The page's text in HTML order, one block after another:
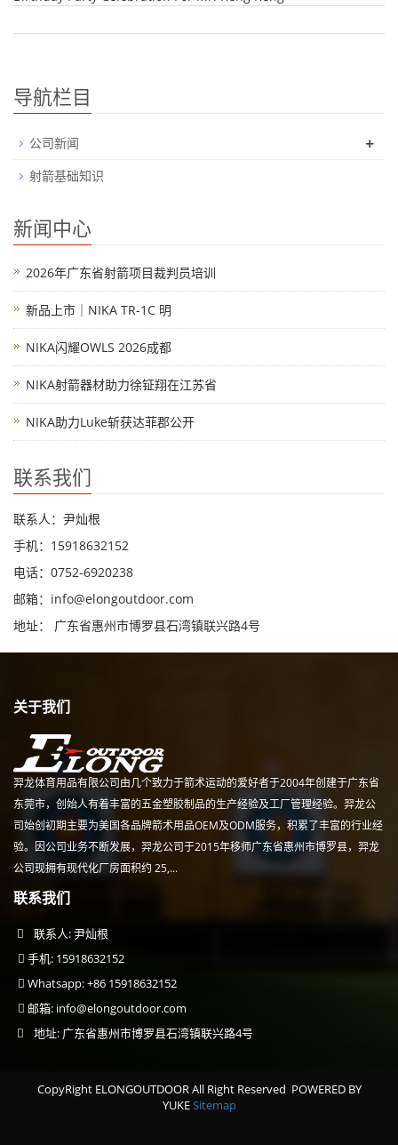
导航栏目
公司新闻 +
射箭基础知识
新闻中心
2026年广东省射箭项目裁判员培训
新品上市｜NIKA TR-1C 明
NIKA闪耀OWLS 2026成都
NIKA射箭器材助力徐钲翔在江苏省
NIKA助力Luke斩获达菲郡公开
联系我们
联系人：尹灿根
手机：15918632152
电话：0752-6920238
邮箱： info@elongoutdoor.com
地址： 广东省惠州市博罗县石湾镇联兴路4号
关于我们
羿龙体育用品有限公司由几个致力于箭术运动的爱好者于2004年创建于广东省
东莞市，创始人有着丰富的五金塑胶制品的生产经验及工厂管理经验。羿龙公
司始创初期主要为美国各品牌箭术用品OEM及ODM服务，积累了丰富的行业经
验。因公司业务不断发展，羿龙公司于2015年移师广东省惠州市博罗县，羿龙
公司现拥有现代化厂房面积约 25,...
联系我们
联系人: 尹灿根
手机: 15918632152
Whatsapp: +86 15918632152
邮箱: info@elongoutdoor.com
地址: 广东省惠州市博罗县石湾镇联兴路4号
CopyRight ELONGOUTDOOR All Right Reserved POWERED BY
YUKESitemap